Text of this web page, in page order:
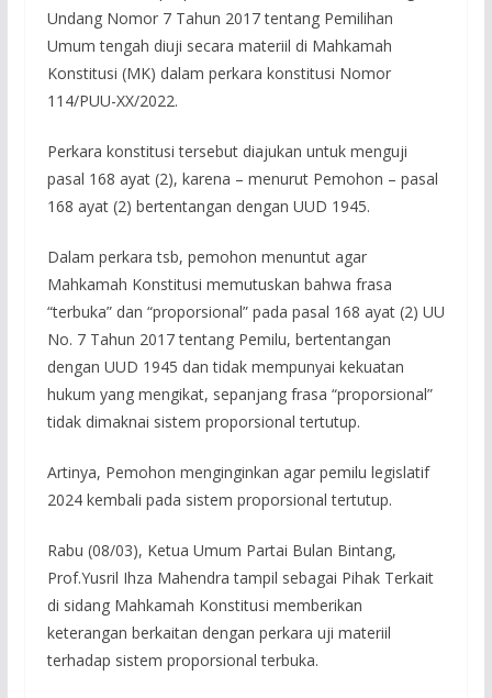
Undang Nomor 7 Tahun 2017 tentang Pemilihan
Umum tengah diuji secara materiil di Mahkamah
Konstitusi (MK) dalam perkara konstitusi Nomor
114/PUU-XX/2022.
Perkara konstitusi tersebut diajukan untuk menguji
pasal 168 ayat (2), karena – menurut Pemohon – pasal
168 ayat (2) bertentangan dengan UUD 1945.
Dalam perkara tsb, pemohon menuntut agar
Mahkamah Konstitusi memutuskan bahwa frasa
“terbuka” dan “proporsional” pada pasal 168 ayat (2) UU
No. 7 Tahun 2017 tentang Pemilu, bertentangan
dengan UUD 1945 dan tidak mempunyai kekuatan
hukum yang mengikat, sepanjang frasa “proporsional”
tidak dimaknai sistem proporsional tertutup.
Artinya, Pemohon menginginkan agar pemilu legislatif
2024 kembali pada sistem proporsional tertutup.
Rabu (08/03), Ketua Umum Partai Bulan Bintang,
Prof.Yusril Ihza Mahendra tampil sebagai Pihak Terkait
di sidang Mahkamah Konstitusi memberikan
keterangan berkaitan dengan perkara uji materiil
terhadap sistem proporsional terbuka.